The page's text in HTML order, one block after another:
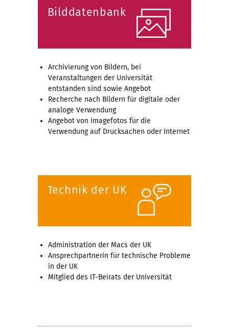
Bilddatenbank
Archivierung von Bildern, bei
Veranstaltungen der Universität
entstanden sind sowie Angebot
Recherche nach Bildern für digitale oder
analoge Verwendung
Angebot von Imagefotos für die
Verwendung auf Drucksachen oder Internet
Technik der UK
Administration der Macs der UK
Ansprechpartnerin für technische Probleme
in der UK
Mitglied des IT-Beirats der Universität